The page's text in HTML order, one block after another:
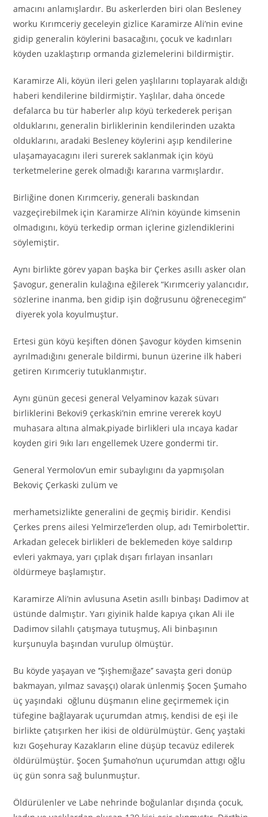
amacını anlamışlardır. Bu askerlerden biri olan Besleney
worku Kırımceriy geceleyin gizlice Karamirze Ali’nin evine
gidip generalin köylerini basacağını, çocuk ve kadınları
köyden uzaklaştırıp ormanda gizlemelerini bildirmiştir.
Karamirze Ali, köyün ileri gelen yaşlılarını toplayarak aldığı
haberi kendilerine bildirmiştir. Yaşlılar, daha öncede
defalarca bu tür haberler alıp köyü terkederek perişan
olduklarını, generalin birliklerinin kendilerinden uzakta
olduklarını, aradaki Besleney köylerini aşıp kendilerine
ulaşamayacagını ileri surerek saklanmak için köyü
terketmelerine gerek olmadığı kararına varmışlardır.
Birliğine donen Kırımceriy, generali baskından
vazgeçirebilmek için Karamirze Ali’nin köyünde kimsenin
olmadıgını, köyü terkedip orman içlerine gizlendiklerini
söylemiştir.
Aynı birlikte görev yapan başka bir Çerkes asıllı asker olan
Şavogur, generalin kulağına eğilerek “Kırımceriy yalancıdır,
sözlerine inanma, ben gidip işin doğrusunu öğrenecegim”
diyerek yola koyulmuştur.
Ertesi gün köyü keşiften dönen Şavogur köyden kimsenin
ayrılmadığını generale bildirmi, bunun üzerine ilk haberi
getiren Kırımceriy tutuklanmıştır.
Aynı günün gecesi general Velyaminov kazak süvarı
birliklerini Bekovi9 çerkaski’nin emrine vererek koyU
muhasara altına almak,piyade birlikleri ula ıncaya kadar
koyden giri 9ıkı ları engellemek Uzere gondermi tir.
General Yermolov’un emir subaylıgını da yapmışolan
Bekoviç Çerkaski zulüm ve
merhametsizlikte generalini de geçmiş biridir. Kendisi
Çerkes prens ailesi Yelmirze’lerden olup, adı Temirbolet’tir.
Arkadan gelecek birlikleri de beklemeden köye saldırıp
evleri yakmaya, yarı çıplak dışarı fırlayan insanları
öldürmeye başlamıştır.
Karamirze Ali’nin avlusuna Asetin asıllı binbaşı Dadimov at
üstünde dalmıştır. Yarı giyinik halde kapıya çıkan Ali ile
Dadimov silahlı çatışmaya tutuşmuş, Ali binbaşının
kurşunuyla başından vurulup ölmüştür.
Bu köyde yaşayan ve ‘’Şışhemığaze’’ savaşta geri donüp
bakmayan, yılmaz savaşçı) olarak ünlenmiş Şocen Şumaho
üç yaşındaki oğlunu düşmanın eline geçirmemek için
tüfegine bağlayarak uçurumdan atmış, kendisi de eşi ile
birlikte çatışırken her ikisi de oldürülmüştür. Genç yaştaki
kızı Goşehuray Kazakların eline düşüp tecavüz edilerek
öldürülmüştür. Şocen Şumaho’nun uçurumdan attıgı oğlu
üç gün sonra sağ bulunmuştur.
Öldürülenler ve Labe nehrinde boğulanlar dışında çocuk,